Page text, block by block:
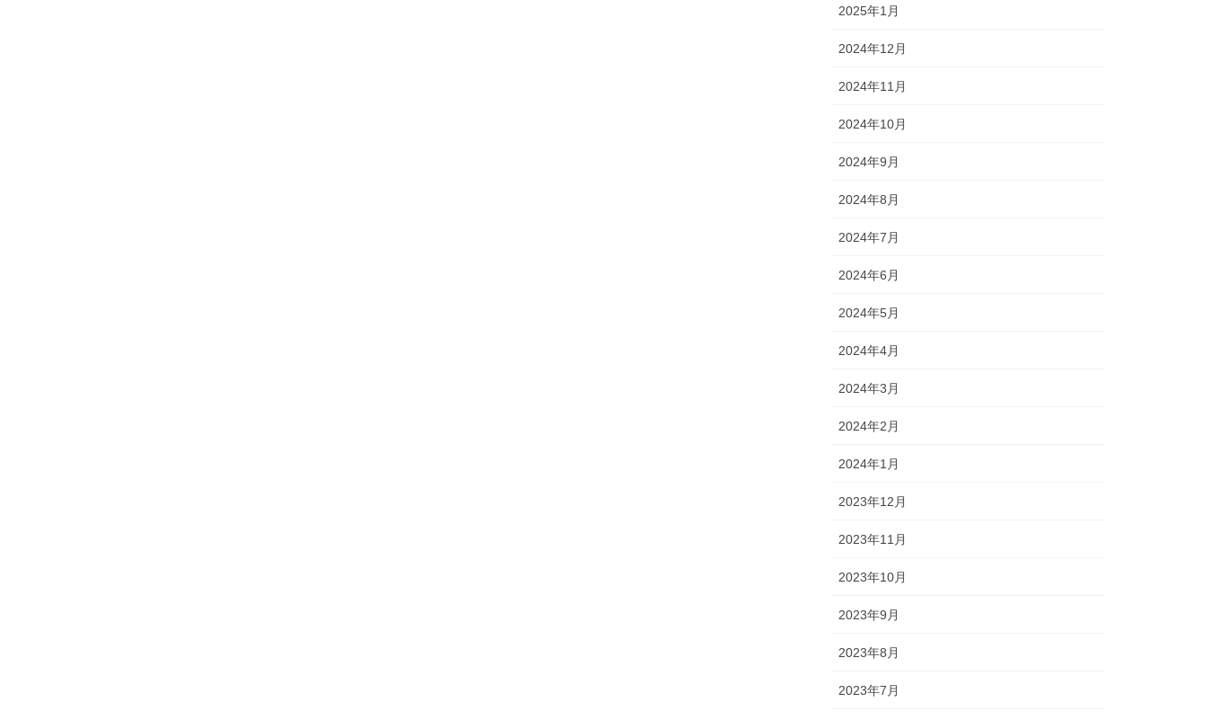
2025年1月
2024年12月
2024年11月
2024年10月
2024年9月
2024年8月
2024年7月
2024年6月
2024年5月
2024年4月
2024年3月
2024年2月
2024年1月
2023年12月
2023年11月
2023年10月
2023年9月
2023年8月
2023年7月